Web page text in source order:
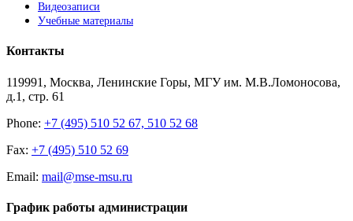
Видеозаписи
Учебные материалы
Контакты
119991, Москва, Ленинские Горы, МГУ им. М.В.Ломоносова,
д.1, стр. 61
Phone: +7 (495) 510 52 67, 510 52 68
Fax: +7 (495) 510 52 69
Email: mail@mse-msu.ru
График работы администрации